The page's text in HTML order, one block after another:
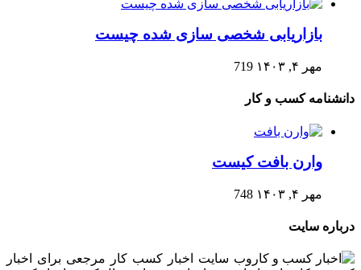
بازاریابی شخصی سازی شده چیست
مهر ۴, ۱۴۰۳ 719
دانشنامه کسب و کار
وارن بافت کیست
مهر ۴, ۱۴۰۳ 748
درباره سایت
وب سایت اخبار کسب کار مرجعی برای اخبار